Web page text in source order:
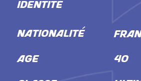
IDENTITÉ
ÂGE 40
NATIONALITÉ